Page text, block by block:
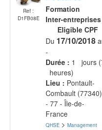
Ref :
D1FB08E
Formation
Inter-entreprises
Eligible CPF
Du 17/10/2018
-
Durée : 1 jours
heures)
Lieu : Pontault-
Combault (77340)
- 77 - Île-de-
France
QHSE > Management